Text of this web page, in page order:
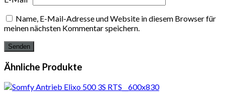
Name, E-Mail-Adresse und Website in diesem Browser für
meinen nächsten Kommentar speichern.
Ähnliche Produkte